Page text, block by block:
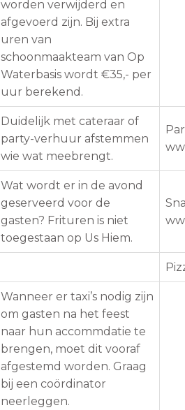
worden verwijderd en
afgevoerd zijn. Bij extra
uren van
schoonmaakteam van Op
Waterbasis wordt €35,- per
uur berekend.
Duidelijk met cateraar of
party-verhuur afstemmen
wie wat meebrengt.
Wat wordt er in de avond
geserveerd voor de
gasten? Frituren is niet
toegestaan op Us Hiem.
Wanneer er taxi’s nodig zijn
om gasten na het feest
naar hun accommdatie te
brengen, moet dit vooraf
afgestemd worden. Graag
bij een coördinator
neerleggen.